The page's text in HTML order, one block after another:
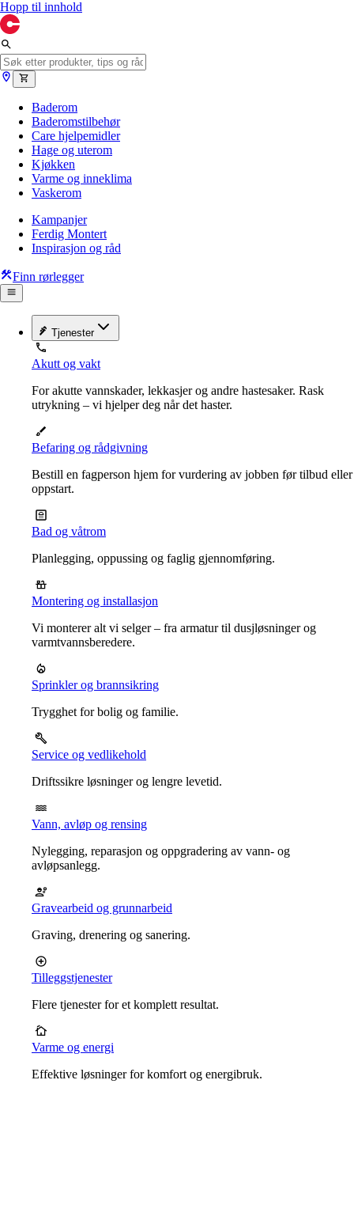
Hopp til innhold
Baderom
Baderomstilbehør
Care hjelpemidler
Hage og uterom
Kjøkken
Varme og inneklima
Vaskerom
Kampanjer
Ferdig Montert
Inspirasjon og råd
Finn rørlegger
Tjenester
Akutt og vakt
For akutte vannskader, lekkasjer og andre hastesaker. Rask
utrykning – vi hjelper deg når det haster.
Befaring og rådgivning
Bestill en fagperson hjem for vurdering av jobben før tilbud eller
oppstart.
Bad og våtrom
Planlegging, oppussing og faglig gjennomføring.
Montering og installasjon
Vi monterer alt vi selger – fra armatur til dusjløsninger og
varmtvannsberedere.
Sprinkler og brannsikring
Trygghet for bolig og familie.
Service og vedlikehold
Driftssikre løsninger og lengre levetid.
Vann, avløp og rensing
Nylegging, reparasjon og oppgradering av vann- og
avløpsanlegg.
Gravearbeid og grunnarbeid
Graving, drenering og sanering.
Tilleggstjenester
Flere tjenester for et komplett resultat.
Varme og energi
Effektive løsninger for komfort og energibruk.